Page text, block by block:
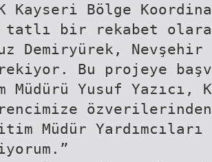
Kayseri Bölge
tatlı bir rekabet
Demiryürek,
Bu projeye
Müdürü Yusuf
Müdür